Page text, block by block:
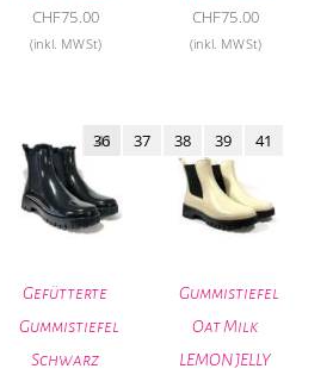
CHF75.00
(inkl. MWSt)
CHF75.00
(inkl. MWSt)
Gefütterte
Gummistiefel
Schwarz
41
Gummistiefel
Oat Milk
LEMON JELLY
36 37 38 39 41